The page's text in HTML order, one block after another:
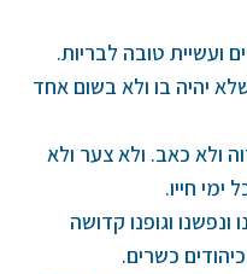
ועשיית טובה לבריות.
יהיה בו ולא בשום אחד
ולא כאב. ולא צער ולא
ימי חייו.
ונפשנו וגופנו קדושה
כשרים.